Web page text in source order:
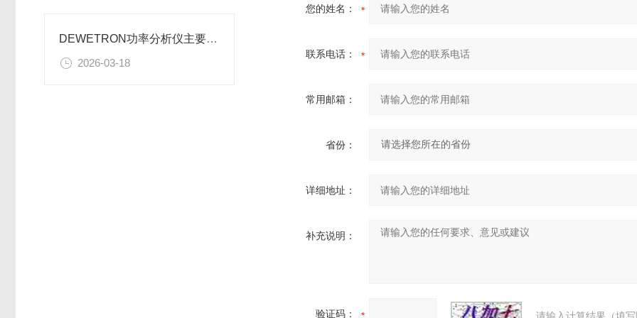
DEWETRON功率分析仪主要作用解析
2026-03-18
您的姓名：
联系电话：
常用邮箱：
省份：
详细地址：
补充说明：
验证码：